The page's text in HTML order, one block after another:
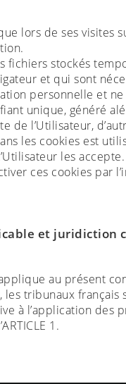
lors de ses visites
fichiers stockés
et qui sont
personnelle et
unique, généré
de l’Utilisateur,
les cookies est
les accepte.
ces cookies par
et juridiction
au présent
tribunaux
à l’application des
1.